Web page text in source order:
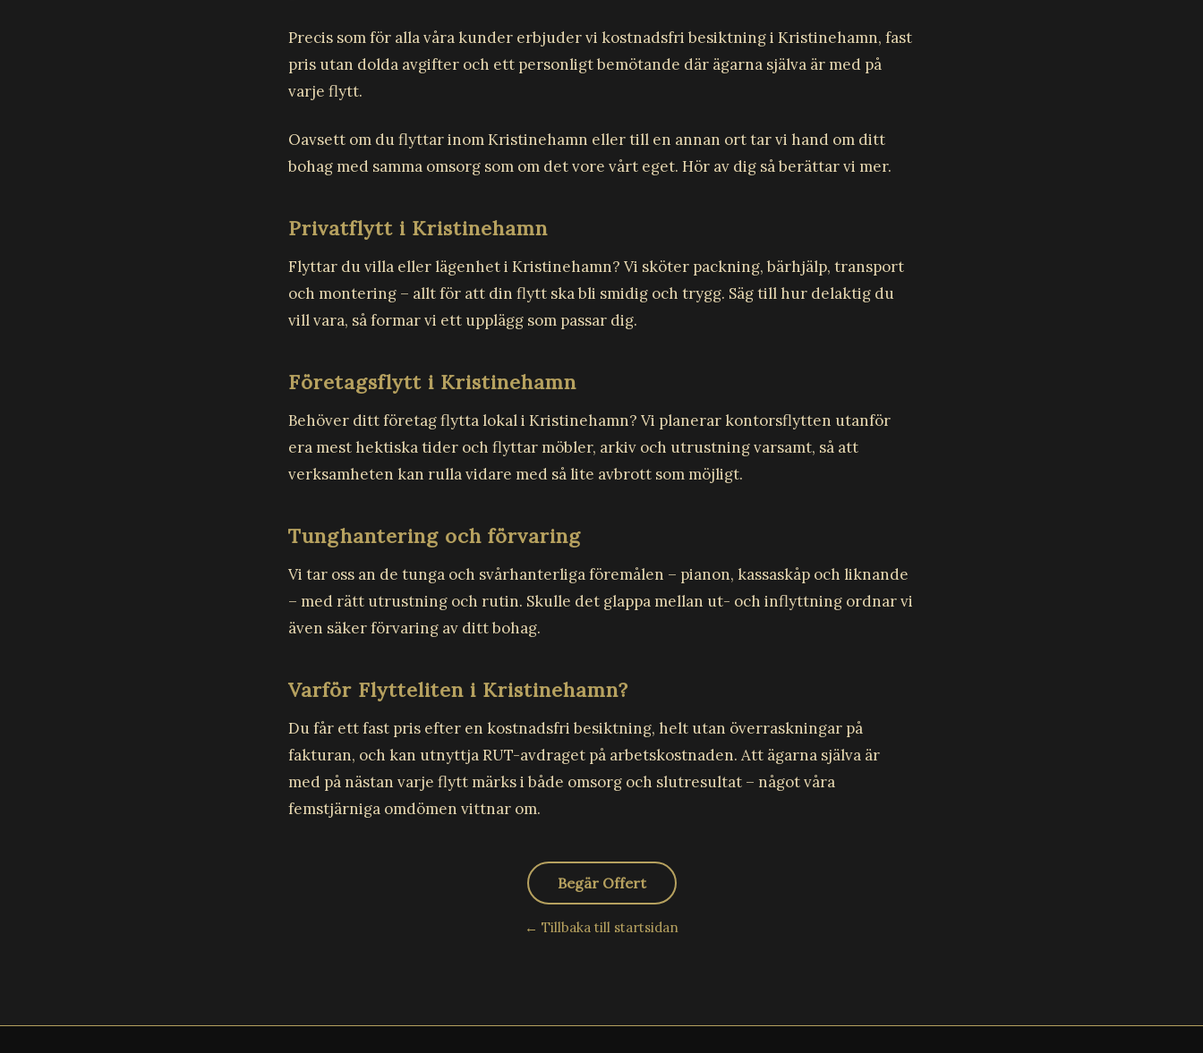
Precis som för alla våra kunder erbjuder vi kostnadsfri besiktning i Kristinehamn, fast
pris utan dolda avgifter och ett personligt bemötande där ägarna själva är med på
varje flytt.
Oavsett om du flyttar inom Kristinehamn eller till en annan ort tar vi hand om ditt
bohag med samma omsorg som om det vore vårt eget. Hör av dig så berättar vi mer.
Privatflytt i Kristinehamn
Flyttar du villa eller lägenhet i Kristinehamn? Vi sköter packning, bärhjälp, transport
och montering – allt för att din flytt ska bli smidig och trygg. Säg till hur delaktig du
vill vara, så formar vi ett upplägg som passar dig.
Företagsflytt i Kristinehamn
Behöver ditt företag flytta lokal i Kristinehamn? Vi planerar kontorsflytten utanför
era mest hektiska tider och flyttar möbler, arkiv och utrustning varsamt, så att
verksamheten kan rulla vidare med så lite avbrott som möjligt.
Tunghantering och förvaring
Vi tar oss an de tunga och svårhanterliga föremålen – pianon, kassaskåp och liknande
– med rätt utrustning och rutin. Skulle det glappa mellan ut- och inflyttning ordnar vi
även säker förvaring av ditt bohag.
Varför Flytteliten i Kristinehamn?
Du får ett fast pris efter en kostnadsfri besiktning, helt utan överraskningar på
fakturan, och kan utnyttja RUT-avdraget på arbetskostnaden. Att ägarna själva är
med på nästan varje flytt märks i både omsorg och slutresultat – något våra
femstjärniga omdömen vittnar om.
Begär Offert
← Tillbaka till startsidan